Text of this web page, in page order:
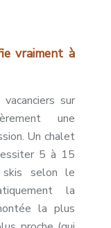
vraiment à
sur
une
Un chalet
5 à 15
skis selon le
la
la plus